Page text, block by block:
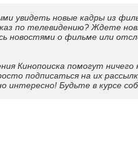
увидеть новые кадры из
по телевидению? Ждете
новостями о фильме или
Кинопоиска помогут
подписаться на их
интересно! Будьте в курсе